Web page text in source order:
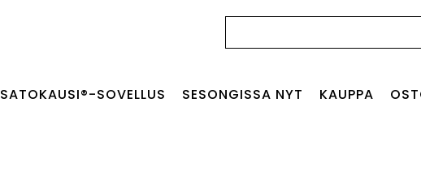
SATOKAUSI®-SOVELLUS SESONGISSA NYT KAUPPA